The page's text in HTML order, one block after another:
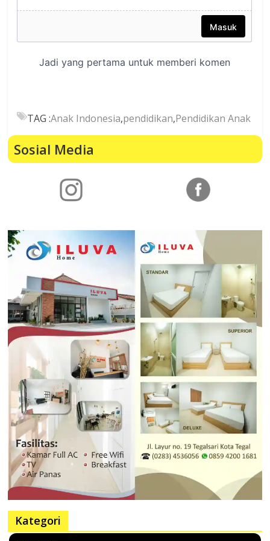
TAG :Anak Indonesia,pendidikan,Pendidikan Anak
Sosial Media
Kategori